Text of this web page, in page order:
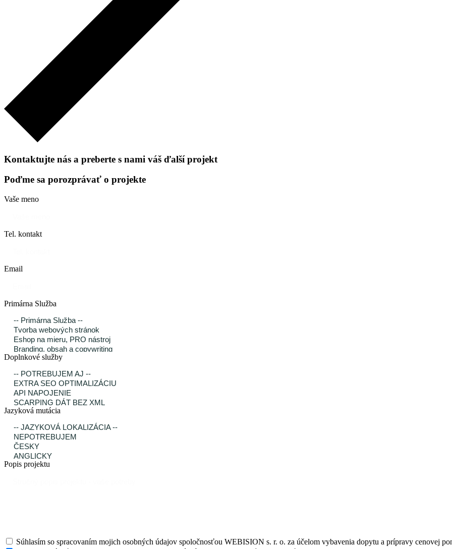
Kontaktujte nás a preberte s nami váš ďalší projekt
Poďme sa porozprávať o projekte
Vaše meno
Tel. kontakt
Email
Primárna Služba
Doplnkové služby
Jazyková mutácia
Popis projektu
Súhlasím so spracovaním mojich osobných údajov spoločnosťou WEBISION s. r. o. za účelom vybavenia dopytu a prípravy cenovej